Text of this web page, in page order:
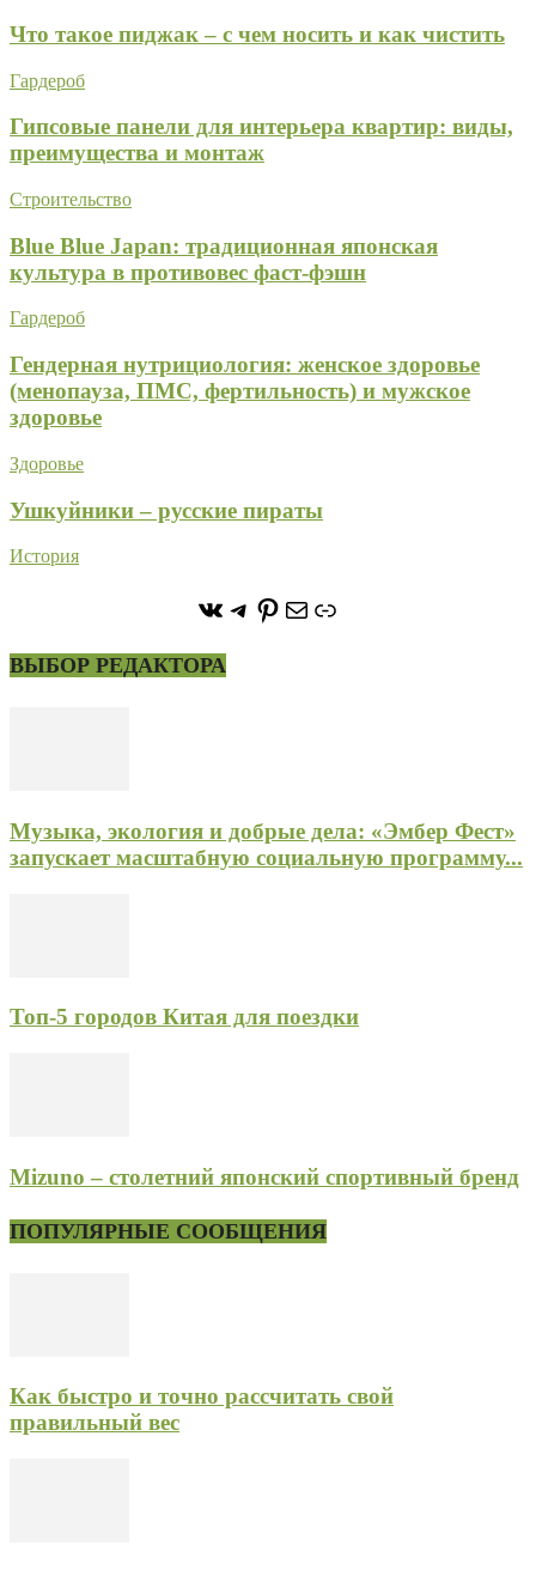
Что такое пиджак – с чем носить и как чистить
Гардероб
Гипсовые панели для интерьера квартир: виды,
преимущества и монтаж
Строительство
Blue Blue Japan: традиционная японская
культура в противовес фаст-фэшн
Гардероб
Гендерная нутрициология: женское здоровье
(менопауза, ПМС, фертильность) и мужское
здоровье
Здоровье
Ушкуйники – русские пираты
История
https://vk.com/
https://t.me/stoneforest
https://
ПочтаСсылка
ВЫБОР РЕДАКТОРА
Музыка, экология и добрые дела: «Эмбер Фест»
запускает масштабную социальную программу...
Топ-5 городов Китая для поездки
Mizuno – столетний японский спортивный бренд
ПОПУЛЯРНЫЕ СООБЩЕНИЯ
Как быстро и точно рассчитать свой
правильный вес